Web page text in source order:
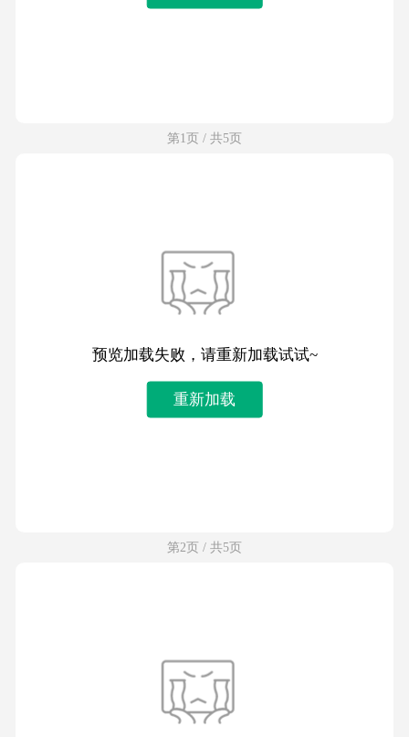
第1页 / 共5页
预览加载失败，请重新加载试试~
重新加载
第2页 / 共5页